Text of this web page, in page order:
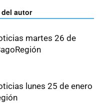
del autor
martes 26 de
lunes 25 de enero